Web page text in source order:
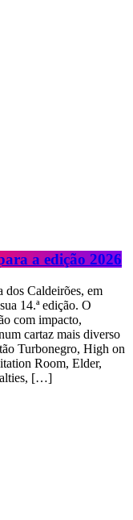
a edição 2026
dos Caldeirões, em
14.ª edição. O
com impacto,
cartaz mais diverso
Turbonegro, High on
Room, Elder,
[…]